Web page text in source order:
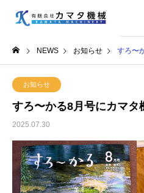
NEWS お知らせ すろ〜か
お知らせ
すろ〜かる8月号にカマタ
2025.07.30